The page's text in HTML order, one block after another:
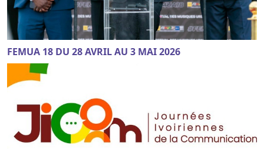
FEMUA 18 DU 28 AVRIL AU 3 MAI 2026